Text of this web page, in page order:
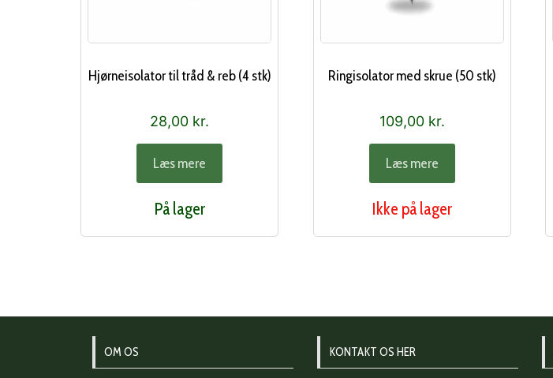
Hjørneisolator til tråd & reb (4 stk)
28,00 kr.
Læs mere
På lager
Ringisolator med skrue (50 stk)
109,00 kr.
Læs mere
Ikke på lager
OM OS KONTAKT OS HER